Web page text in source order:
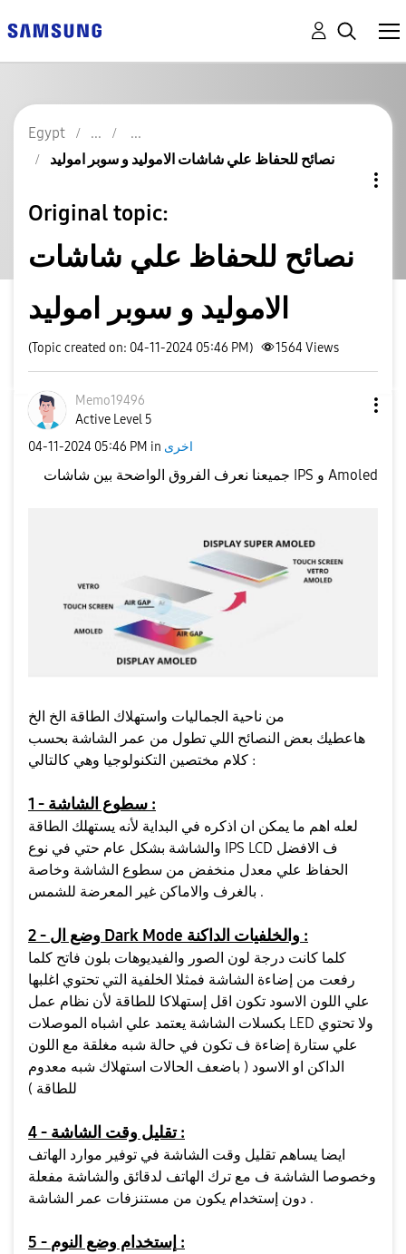
Egypt
نصائح للحفاظ علي شاشات الاموليد و سوبر اموليد
Original topic:
نصائح للحفاظ علي شاشات
الاموليد و سوبر اموليد
(Topic created on: 04-11-2024 05:46 PM) 1564Views
Memo19496
Active Level 5
‎04-11-2024 05:46 PM in اخرى
جميعنا نعرف الفروق الواضحة بين شاشات IPS و Amoled
من ناحية الجماليات واستهلاك الطاقة الخ الخ
هاعطيك بعض النصائح اللي تطول من عمر الشاشة بحسب
كلام مختصين التكنولوجيا وهي كالتالي :
1 - سطوع الشاشة :
لعله اهم ما يمكن ان اذكره في البداية لأنه يستهلك الطاقة
والشاشة بشكل عام حتي في نوع IPS LCD ف الافضل
الحفاظ علي معدل منخفض من سطوع الشاشة وخاصة
بالغرف والاماكن غير المعرضة للشمس .
2 - وضع ال Dark Mode والخلفيات الداكنة :
كلما كانت درجة لون الصور والفيديوهات بلون فاتح كلما
رفعت من إضاءة الشاشة فمثلا الخلفية التي تحتوي اغلبها
علي اللون الاسود تكون اقل إستهلاكا للطاقة لأن نظام عمل
بكسلات الشاشة يعتمد علي اشباه الموصلات LED ولا تحتوي
علي ستارة إضاءة ف تكون في حالة شبه مغلقة مع اللون
الداكن او الاسود ( باضعف الحالات استهلاك شبه معدوم
للطاقة )
4 - تقليل وقت الشاشة :
ايضا يساهم تقليل وقت الشاشة في توفير موارد الهاتف
وخصوصا الشاشة ف مع ترك الهاتف لدقائق والشاشة مفعلة
دون إستخدام يكون من مستنزفات عمر الشاشة .
5 - إستخدام وضع النوم :